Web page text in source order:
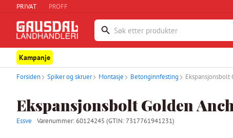
PRIVAT PROFF
Kampanje
Forsiden Spiker og skruer Montasje Betonginnfesting
Ekspansjonsbolt Golden
Essve Varenummer:60124245 (GTIN: 7317761941231)